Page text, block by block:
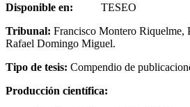
Disponible en: TESEO
Tribunal: Francisco Montero
Rafael Domingo Miguel.
Tipo de tesis: Compendio de
Producción científica: